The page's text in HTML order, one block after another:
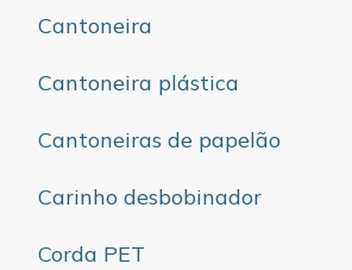
Cantoneira
Cantoneira plástica
Cantoneiras de papelão
Carinho desbobinador
Corda PET